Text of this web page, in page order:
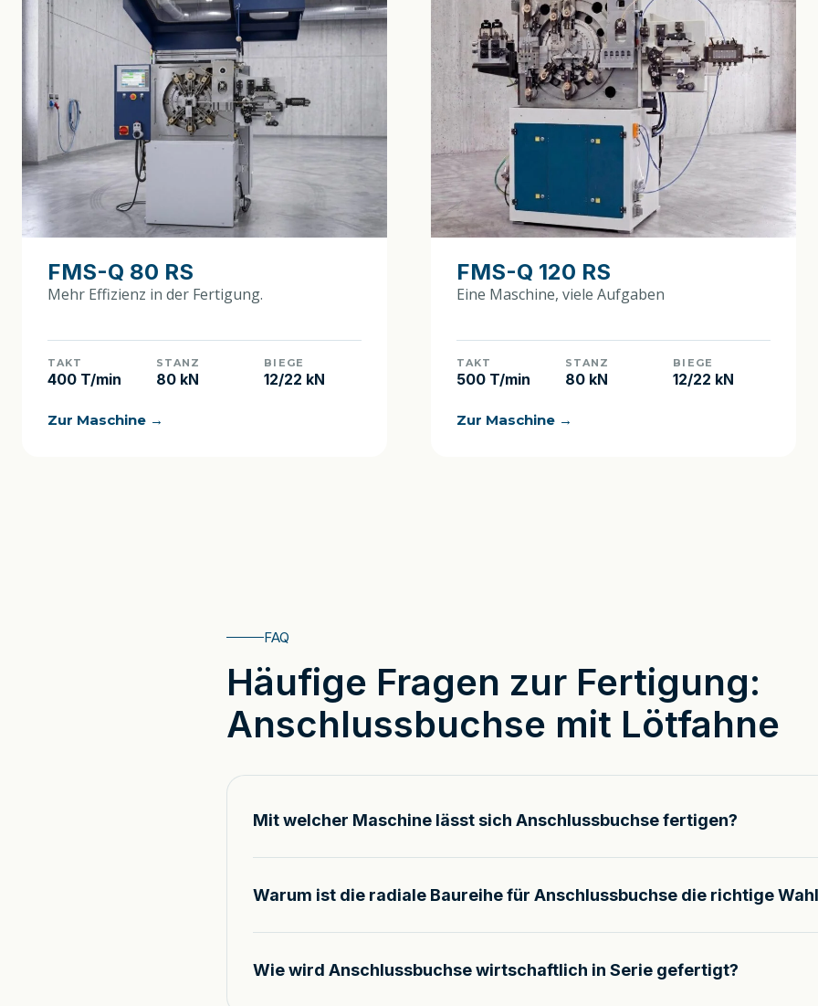
FMS-Q 80 RS
Mehr Effizienz in der Fertigung.
TAKT
400 T/min
STANZ
80 kN
BIEGE
12/22 kN
Zur Maschine →
FMS-Q 120 RS
Eine Maschine, viele Aufgaben
TAKT
500 T/min
STANZ
80 kN
BIEGE
12/22 kN
Zur Maschine →
FAQ
Häufige Fragen zur Fertigung:
Anschlussbuchse mit Lötfahne
Mit welcher Maschine lässt sich Anschlussbuchse fertigen?
Warum ist die radiale Baureihe für Anschlussbuchse die richtige
Wie wird Anschlussbuchse wirtschaftlich in Serie gefertigt?